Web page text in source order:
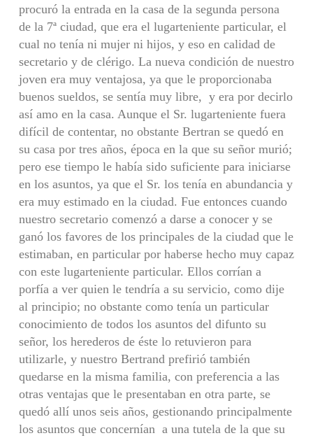
procuró la entrada en la casa de la segunda persona
de la 7ª ciudad, que era el lugarteniente particular, el
cual no tenía ni mujer ni hijos, y eso en calidad de
secretario y de clérigo. La nueva condición de nuestro
joven era muy ventajosa, ya que le proporcionaba
buenos sueldos, se sentía muy libre, y era por decirlo
así amo en la casa. Aunque el Sr. lugarteniente fuera
difícil de contentar, no obstante Bertran se quedó en
su casa por tres años, época en la que su señor murió;
pero ese tiempo le había sido suficiente para iniciarse
en los asuntos, ya que el Sr. los tenía en abundancia y
era muy estimado en la ciudad. Fue entonces cuando
nuestro secretario comenzó a darse a conocer y se
ganó los favores de los principales de la ciudad que le
estimaban, en particular por haberse hecho muy capaz
con este lugarteniente particular. Ellos corrían a
porfía a ver quien le tendría a su servicio, como dije
al principio; no obstante como tenía un particular
conocimiento de todos los asuntos del difunto su
señor, los herederos de éste lo retuvieron para
utilizarle, y nuestro Bertrand prefirió también
quedarse en la misma familia, con preferencia a las
otras ventajas que le presentaban en otra parte, se
quedó allí unos seis años, gestionando principalmente
los asuntos que concernían a una tutela de la que su